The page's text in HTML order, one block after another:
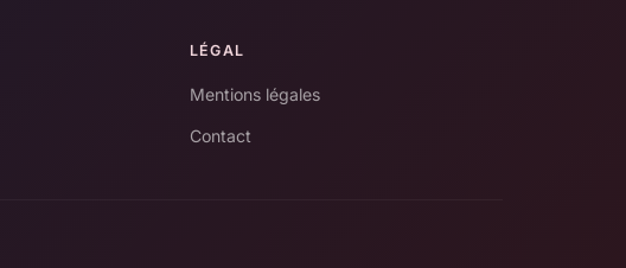
LÉGAL
Mentions légales
Contact